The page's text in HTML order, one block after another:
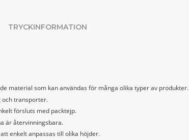
TRYCKINFORMATION
material som kan användas för många olika typer av produkter.
och transporter.
försluts med packtejp.
är återvinningsbara.
enkelt anpassas till olika höjder.